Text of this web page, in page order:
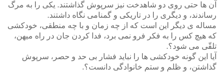
آن ها حتی روی دو شاهدخت نیز سرپوش گذاشتند. یکی را به مرگ
رساندند، و دیگری را در تاریکی و گمنامی نگاه داشتند.
مساله ی دیگر این است که از چه زمان و با چه منطقی، خودکشی
که هیچ کس را به فکر فرو نمی برد، فدا کردن جان در راه میهن،
تلقّی می شود؟.
آیا این گونه خودکشی ها را نباید فشار بی حد و حصر، سرپوش
گذاشتن، و ظلم و ستم خانوادگی دانست؟.